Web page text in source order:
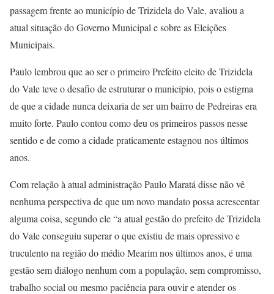
passagem frente ao município de Trizidela do Vale, avaliou a
atual situação do Governo Municipal e sobre as Eleições
Municipais.
Paulo lembrou que ao ser o primeiro Prefeito eleito de Trizidela
do Vale teve o desafio de estruturar o município, pois o estigma
de que a cidade nunca deixaria de ser um bairro de Pedreiras era
muito forte. Paulo contou como deu os primeiros passos nesse
sentido e de como a cidade praticamente estagnou nos últimos
anos.
Com relação à atual administração Paulo Maratá disse não vê
nenhuma perspectiva de que um novo mandato possa acrescentar
alguma coisa, segundo ele “a atual gestão do prefeito de Trizidela
do Vale conseguiu superar o que existiu de mais opressivo e
truculento na região do médio Mearim nos últimos anos, é uma
gestão sem diálogo nenhum com a população, sem compromisso,
trabalho social ou mesmo paciência para ouvir e atender os